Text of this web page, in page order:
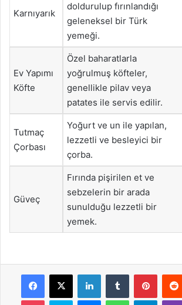
Karnıyarık
doldurulup fırınlandığı
geleneksel bir Türk
yemeği.
Ev Yapımı
Köfte
Özel baharatlarla
yoğrulmuş köfteler,
genellikle pilav veya
patates ile servis edilir.
Tutmaç
Çorbası
Yoğurt ve un ile yapılan,
lezzetli ve besleyici bir
çorba.
Güveç
Fırında pişirilen et ve
sebzelerin bir arada
sunulduğu lezzetli bir
yemek.
Facebook
X LinkedInTumblr
Pocket Skype MessengerWhatsApp